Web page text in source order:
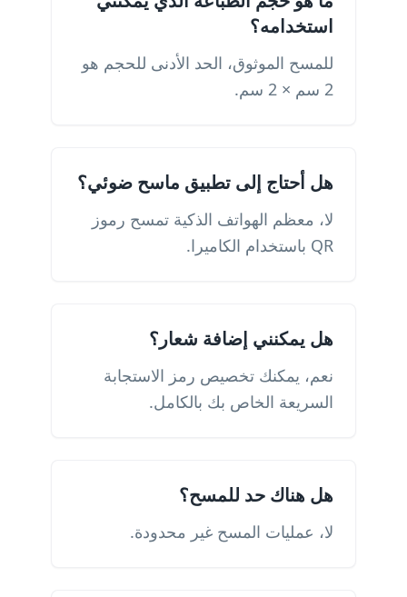
استخدامه؟
للمسح الموثوق، الحد الأدنى للحجم هو
2 سم × 2 سم.
هل أحتاج إلى تطبيق ماسح ضوئي؟
لا، معظم الهواتف الذكية تمسح رموز
QR باستخدام الكاميرا.
هل يمكنني إضافة شعار؟
نعم، يمكنك تخصيص رمز الاستجابة
السريعة الخاص بك بالكامل.
هل هناك حد للمسح؟
لا، عمليات المسح غير محدودة.